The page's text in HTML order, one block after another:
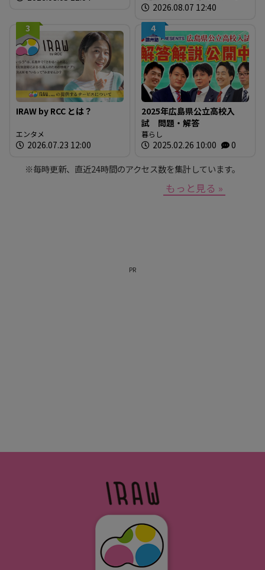
すっぴんブギ」企画）
エア情報
2026.08.07 12:40
3
IRAW by RCC とは？
エンタメ
2026.07.23 12:00
4
2025年広島県公立高校入
試 問題・解答
暮らし
2025.02.26 10:00 0
※毎時更新、直近24時間のアクセス数を集計しています。
もっと見る »
PR